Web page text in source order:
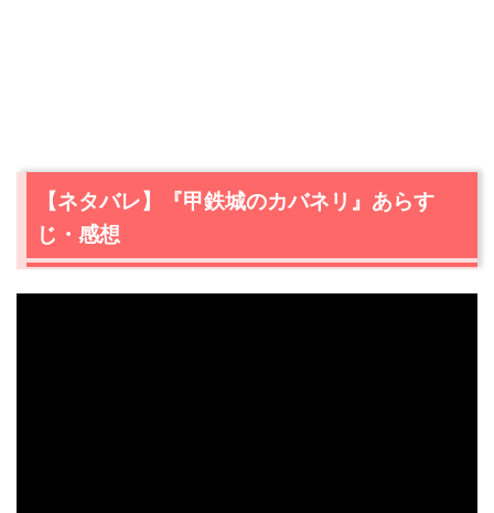
【ネタバレ】『甲鉄城のカバネリ』あらす
じ・感想